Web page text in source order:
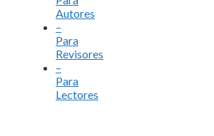
Autores
–
Para
Revisores
–
Para
Lectores